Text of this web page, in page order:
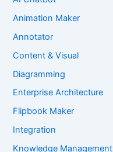
Animation Maker
Annotator
Content & Visual
Diagramming
Enterprise Architecture
Flipbook Maker
Integration
Knowledge Management